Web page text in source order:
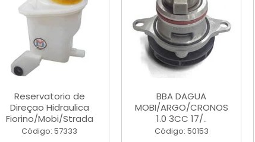
Reservatorio de
Direçao Hidraulica
Fiorino/Mobi/Strada
Código: 57333
BBA DAGUA
MOBI/ARGO/CRONOS
1.0 3CC 17/..
Código: 50153